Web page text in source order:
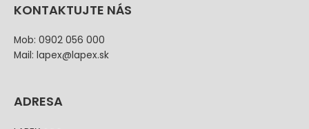
KONTAKTUJTE NÁS
Mob: 0902 056 000
Mail: lapex@lapex.sk
ADRESA